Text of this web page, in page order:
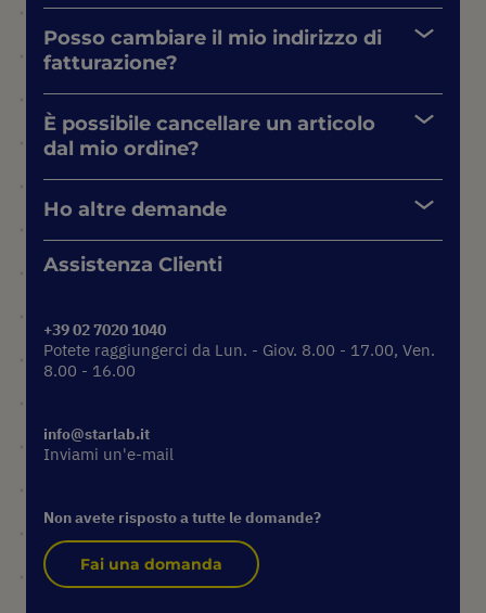
Posso cambiare il mio indirizzo di
fatturazione?
È possibile cancellare un articolo
dal mio ordine?
Ho altre demande
Assistenza Clienti
+39 02 7020 1040
Potete raggiungerci da Lun. - Giov. 8.00 - 17.00, Ven.
8.00 - 16.00
info@starlab.it
Inviami un'e-mail
Non avete risposto a tutte le domande?
Fai una domanda